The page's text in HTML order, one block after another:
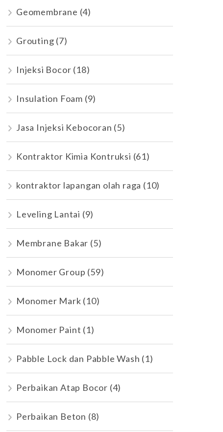
Geomembrane (4)
Grouting (7)
Injeksi Bocor (18)
Insulation Foam (9)
Jasa Injeksi Kebocoran (5)
Kontraktor Kimia Kontruksi (61)
kontraktor lapangan olah raga (10)
Leveling Lantai (9)
Membrane Bakar (5)
Monomer Group (59)
Monomer Mark (10)
Monomer Paint (1)
Pabble Lock dan Pabble Wash (1)
Perbaikan Atap Bocor (4)
Perbaikan Beton (8)